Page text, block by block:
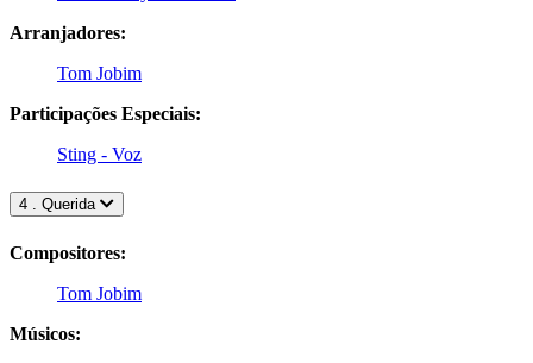
Arranjadores:
Tom Jobim
Participações Especiais:
Sting - Voz
4 . Querida
Compositores:
Tom Jobim
Músicos: